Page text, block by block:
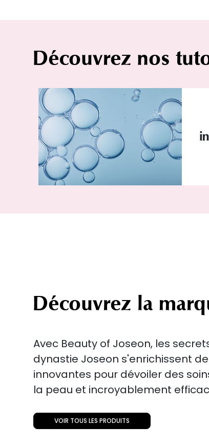
Découvrez nos
Découvrez la
Avec Beauty of Joseon, les
dynastie Joseon s'enrichissent
innovantes pour dévoiler des
la peau et incroyablement
VOIR TOUS LES PRODUITS